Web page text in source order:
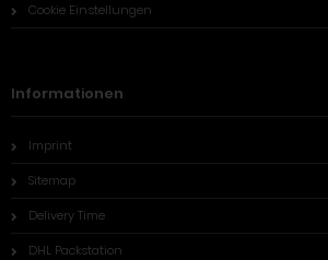
Cookie Einstellungen
Informationen
Imprint
Sitemap
Delivery Time
DHL Packstation